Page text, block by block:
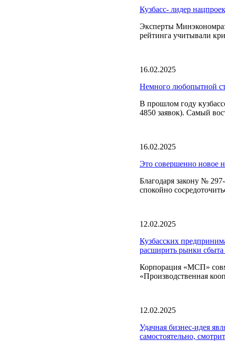
Кузбасс- лидер
Эксперты
рейтинга учитывали
16.02.2025
Немного любопытной
В прошлом году
4850 заявок). Самый
16.02.2025
Это совершенно новое
Благодаря закону №
спокойно
12.02.2025
Кузбасских
расширить рынки
Корпорация «МСП»
«Производственная
12.02.2025
Удачная бизнес-идея
самостоятельно,